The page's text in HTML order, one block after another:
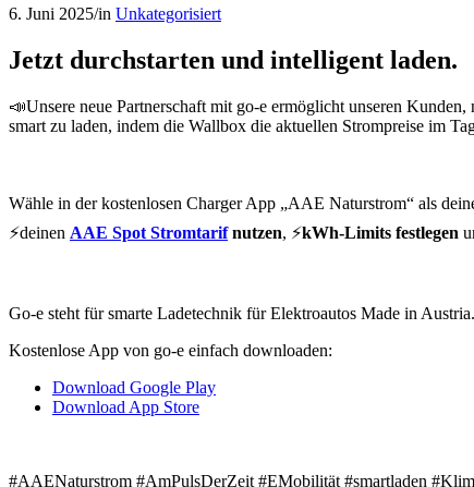
6. Juni 2025/in Unkategorisiert
Jetzt durchstarten und intelligent laden.
📣Unsere neue Partnerschaft mit go-e ermöglicht unseren
smart zu laden, indem die Wallbox die aktuellen Strompreise im
Wähle in der kostenlosen Charger App „AAE Naturstrom“ als
⚡deinen AAE Spot Stromtarifnutzen, ⚡kWh-Limits festlegen
Go-e steht für smarte Ladetechnik für Elektroautos Made in Austria.
Kostenlose App von go-e einfach downloaden:
Download Google Play
Download App Store
#AAENaturstrom #AmPulsDerZeit #EMobilität #smartladen